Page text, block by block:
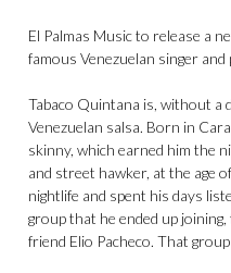
El Palmas Music to release a
famous Venezuelan singer
Tabaco Quintana is, without a
Venezuelan salsa. Born in
skinny, which earned him the
and street hawker, at the age
nightlife and spent his days
group that he ended up
friend Elio Pacheco. That